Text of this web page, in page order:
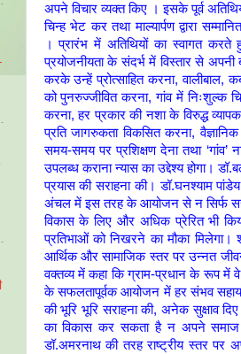
अपने विचार व्यक्त किए । इसके पूर्व
चिन्ह भेट कर तथा माल्यार्पण द्वारा
। प्रारंभ में अतिथियों का स्वागत
प्रयोजनीयता के संदर्भ में विस्तार से अपनी
करके उन्हें प्रोत्साहित करना,
को पुनरुज्जीवित करना, गांव में निःशुल्क
करना, हर प्रकार की नशा के विरुद्ध
प्रति जागरुकता विकसित करना,
समय-समय पर प्रशिक्षण देना तथा
उपलब्ध कराना न्यास का उद्देश्य होगा।
प्रयास की सराहना की। डॉ.घनश्याम
अंचल में इस तरह के आयोजन से न सिर्फ
विकास के लिए और अधिक प्रेरित भी
प्रतिभाओं को निखरने का मौका
आर्थिक और सामाजिक स्तर पर उन्नत
वक्तव्य में कहा कि ग्राम-प्रधान के रूप
के सफलतापूर्वक आयोजन में हर संभव
की भूरि भूरि सराहना की, अनेक सुक्षाव
का विकास कर सकता है न अपने समाज
डॉ.अमरनाथ की तरह राष्ट्रीय स्तर पर